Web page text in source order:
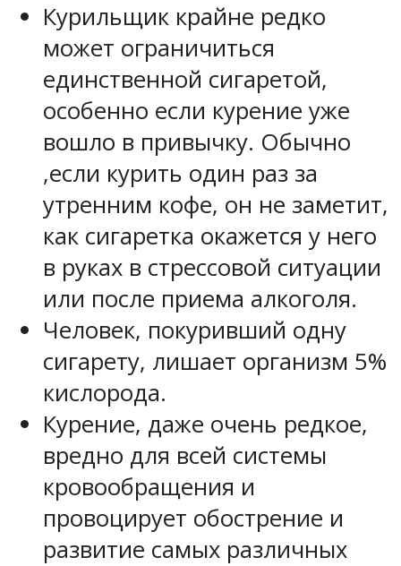
Курильщик крайне редко
может ограничиться
единственной сигаретой,
особенно если курение уже
вошло в привычку. Обычно
,если курить один раз за
утренним кофе, он не заметит,
как сигаретка окажется у него
в руках в стрессовой ситуации
или после приема алкоголя.
Человек, покуривший одну
сигарету, лишает организм 5%
кислорода.
Курение, даже очень редкое,
вредно для всей системы
кровообращения и
провоцирует обострение и
развитие самых различных